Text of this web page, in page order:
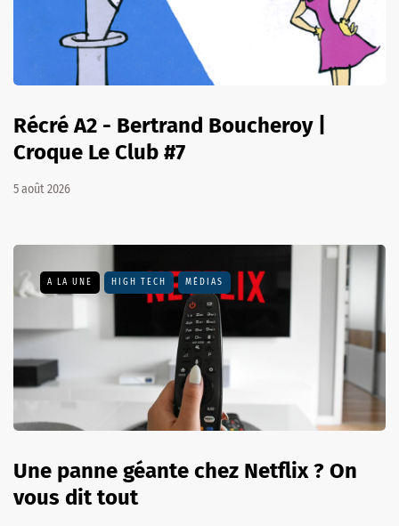
Récré A2 - Bertrand Boucheroy |
Croque Le Club #7
5 août 2026
A LA UNE HIGH TECH MÉDIAS
Une panne géante chez Netflix ? On
vous dit tout